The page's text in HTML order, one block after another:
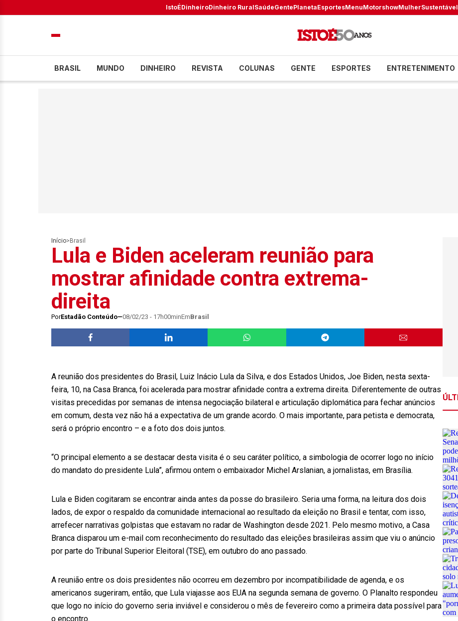
IstoÉDinheiroDinheiro RuralSaúdeGentePlanetaEsportesMenuMotorshowMulherSustentável
BRASIL MUNDO DINHEIRO REVISTA COLUNAS GENTE ESPORTES ENTRETENIMENTO
Início> Brasil
Lula e Biden aceleram reunião para
mostrar afinidade contra extrema-
direita
PorEstadão Conteúdo 08/02/23 - 17h00minEmBrasil
A reunião dos presidentes do Brasil, Luiz Inácio Lula da Silva, e dos Estados Unidos, Joe Biden, nesta sexta-
feira, 10, na Casa Branca, foi acelerada para mostrar afinidade contra a extrema direita. Diferentemente de outras
visitas precedidas por semanas de intensa negociação bilateral e articulação diplomática para fechar anúncios
em comum, desta vez não há a expectativa de um grande acordo. O mais importante, para petista e democrata,
será o próprio encontro – e a foto dos dois juntos.
“O principal elemento a se destacar desta visita é o seu caráter político, a simbologia de ocorrer logo no início
do mandato do presidente Lula”, afirmou ontem o embaixador Michel Arslanian, a jornalistas, em Brasília.
Lula e Biden cogitaram se encontrar ainda antes da posse do brasileiro. Seria uma forma, na leitura dos dois
lados, de expor o respaldo da comunidade internacional ao resultado da eleição no Brasil e tentar, com isso,
arrefecer narrativas golpistas que estavam no radar de Washington desde 2021. Pelo mesmo motivo, a Casa
Branca disparou um e-mail com reconhecimento do resultado das eleições brasileiras assim que viu o anúncio
por parte do Tribunal Superior Eleitoral (TSE), em outubro do ano passado.
A reunião entre os dois presidentes não ocorreu em dezembro por incompatibilidade de agenda, e os
americanos sugeriram, então, que Lula viajasse aos EUA na segunda semana de governo. O Planalto respondeu
que logo no início do governo seria inviável e considerou o mês de fevereiro como a primeira data possível para
o encontro.